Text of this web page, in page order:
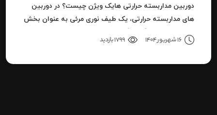
دوربین مداربسته حرارتی هایک ویژن چیست؟ در دوربین
های مداربسته حرارتی، یک طیف نوری مرئی به عنوان بخش
سری دوربین هاست.
16 شهریور 1404 1799 بازدید